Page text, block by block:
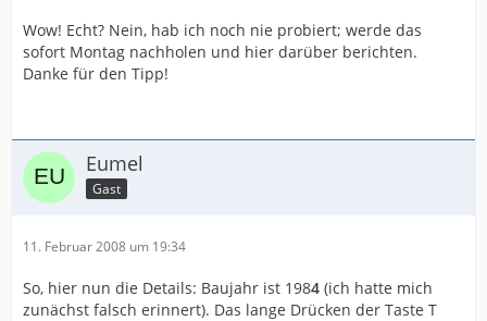
Wow! Echt? Nein, hab ich noch nie probiert; werde das
sofort Montag nachholen und hier darüber berichten.
Danke für den Tipp!
Eumel
Gast
11. Februar 2008 um 19:34
So, hier nun die Details: Baujahr ist 1984 (ich hatte mich
zunächst falsch erinnert). Das lange Drücken der Taste T